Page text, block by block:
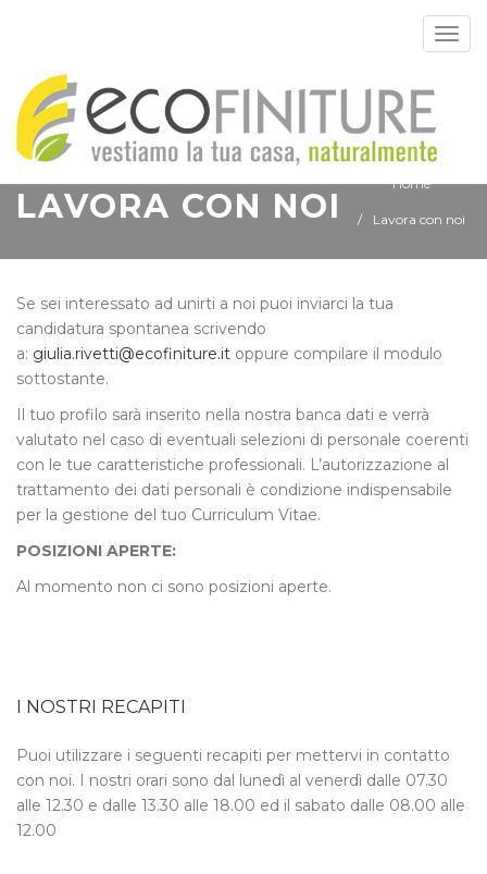
LAVORA CON NOI
Home
Lavora con noi
Se sei interessato ad unirti a noi puoi inviarci la tua
candidatura spontanea scrivendo
a: giulia.rivetti@ecofiniture.it oppure compilare il modulo
sottostante.
Il tuo profilo sarà inserito nella nostra banca dati e verrà
valutato nel caso di eventuali selezioni di personale coerenti
con le tue caratteristiche professionali. L’autorizzazione al
trattamento dei dati personali è condizione indispensabile
per la gestione del tuo Curriculum Vitae.
POSIZIONI APERTE:
Al momento non ci sono posizioni aperte.
I NOSTRI RECAPITI
Puoi utilizzare i seguenti recapiti per mettervi in contatto
con noi. I nostri orari sono dal lunedì al venerdì dalle 07.30
alle 12.30 e dalle 13.30 alle 18.00 ed il sabato dalle 08.00 alle
12.00